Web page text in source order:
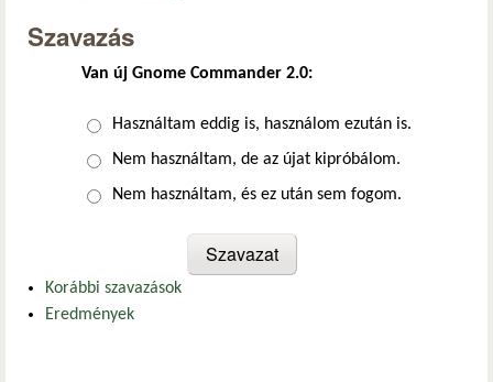
Szavazás
Van új Gnome Commander 2.0:
Választások
Használtam eddig is, használom ezután is.
Nem használtam, de az újat kipróbálom.
Nem használtam, és ez után sem fogom.
Korábbi szavazások
Eredmények